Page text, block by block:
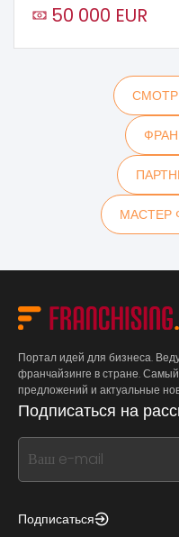
50 000 EUR
МАСТЕР
Портал идей для бизнеса.
франчайзинге в стране.
предложений и актуальные
Подписаться на
If
you
this,
Подписаться